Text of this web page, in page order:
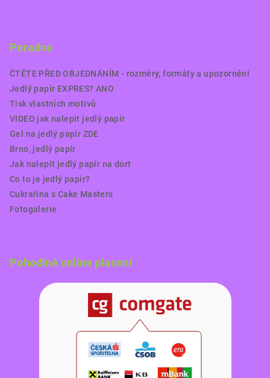
Poradna
ČTĚTE PŘED OBJEDNÁNÍM - rozměry, formáty a upozornění
Jedlý papír EXPRES? ANO
Tisk vlastních motivů
VIDEO jak nalepit jedlý papír
Gel na jedlý papír ZDE
Brno, jedlý papír
Jak nalepit jedlý papír na dort
Co to je jedlý papír?
Cukrařina s Cake Masters
Fotogalerie
Pohodlné online placení